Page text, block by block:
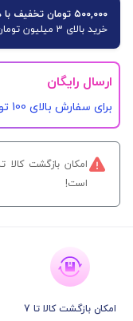
۵۰۰,۰۰۰ تومان تخفیف با دیجی پی
خرید بالای 3 میلیون تومان
ارسال رایگان
برای سفارش‌ بالای 100 تومان
است!
امکان بازگشت کالا تا 7